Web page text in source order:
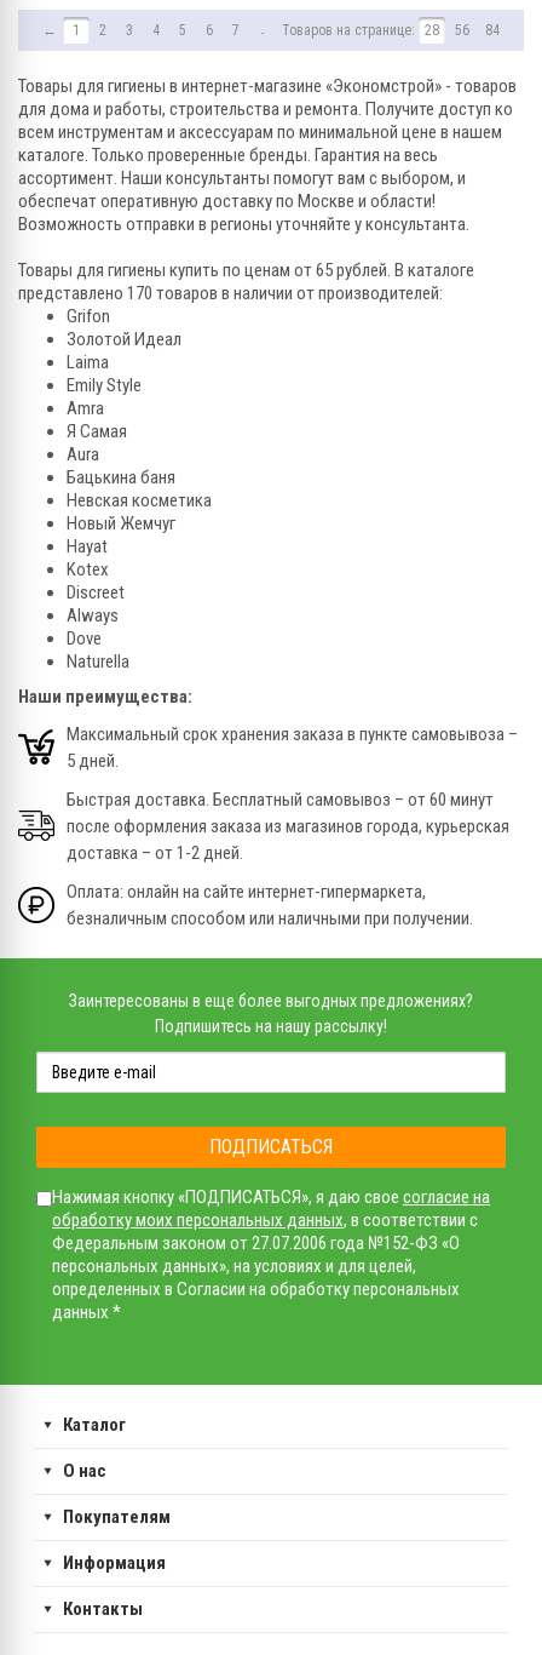
← 1 2 3 4 5 6 7 → Товаров на странице: 28 56 84
Товары для гигиены в интернет-магазине «Экономстрой» - товаров
для дома и работы, строительства и ремонта. Получите доступ ко
всем инструментам и аксессуарам по минимальной цене в нашем
каталоге. Только проверенные бренды. Гарантия на весь
ассортимент. Наши консультанты помогут вам с выбором, и
обеспечат оперативную доставку по Москве и области!
Возможность отправки в регионы уточняйте у консультанта.
Товары для гигиены купить по ценам от 65 рублей. В каталоге
представлено 170 товаров в наличии от производителей:
Grifon
Золотой Идеал
Laima
Emily Style
Amra
Я Самая
Aura
Бацькина баня
Невская косметика
Новый Жемчуг
Hayat
Kotex
Discreet
Always
Dove
Naturella
Наши преимущества:
Максимальный срок хранения заказа в пункте самовывоза –
5 дней.
Быстрая доставка. Бесплатный самовывоз – от 60 минут
после оформления заказа из магазинов города, курьерская
доставка – от 1-2 дней.
Оплата: онлайн на сайте интернет-гипермаркета,
безналичным способом или наличными при получении.
Заинтересованы в еще более выгодных предложениях?
Подпишитесь на нашу рассылку!
ПОДПИСАТЬСЯ
Нажимая кнопку «ПОДПИСАТЬСЯ», я даю свое согласие на
обработку моих персональных данных, в соответствии с
Федеральным законом от 27.07.2006 года №152-ФЗ «О
персональных данных», на условиях и для целей,
определенных в Согласии на обработку персональных
данных *
Каталог
О нас
Покупателям
Информация
Контакты